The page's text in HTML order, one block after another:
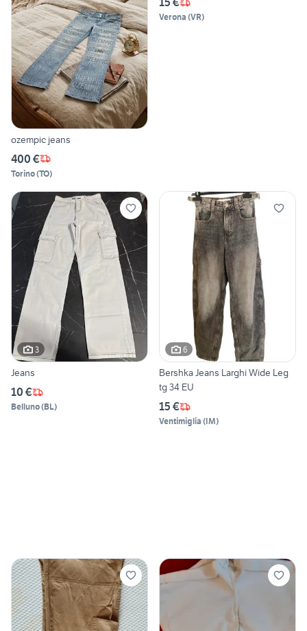
ozempic jeans
400 €
Torino(TO)
Verona (VR)
3
Jeans
10 €
Belluno(BL)
6
Bershka Jeans Larghi Wide Leg
tg 34 EU
15 €
Ventimiglia (IM)